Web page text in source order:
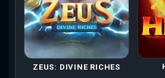
ZEUS: DIVINE RICHES